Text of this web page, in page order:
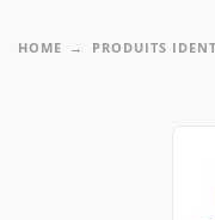
HOME PRODUITS